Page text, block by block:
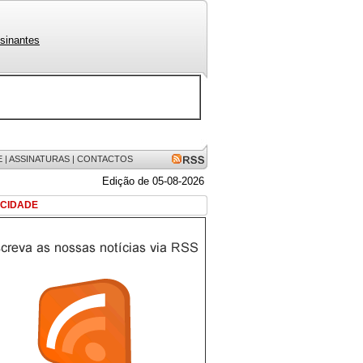
| ASSINATURAS | CONTACTOS
Edição de 05-08-2026